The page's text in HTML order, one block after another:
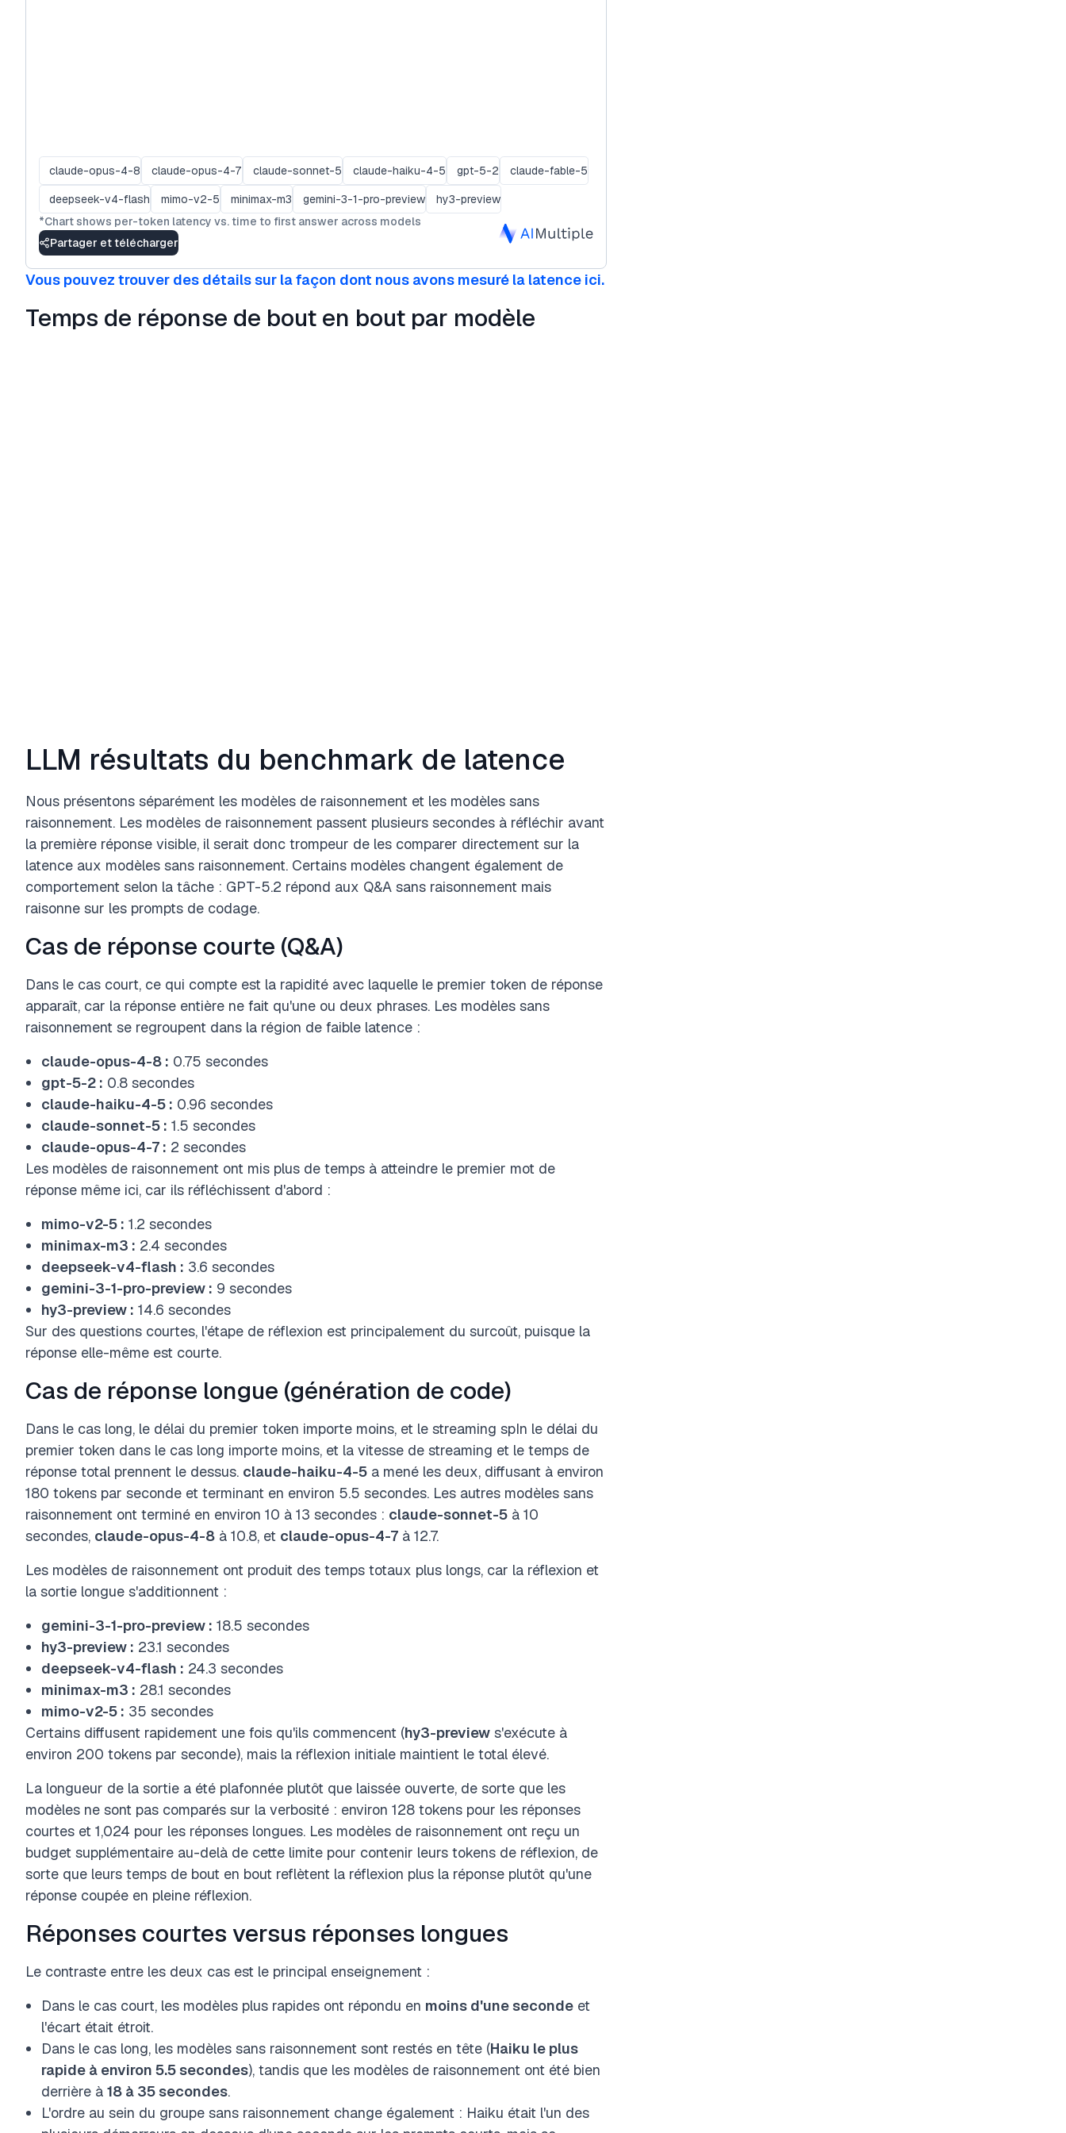
claude-opus-4-8 claude-opus-4-7 claude-sonnet-5 claude-haiku-4-5 gpt-5-2
claude-fable-5
deepseek-v4-flash
mimo-v2-5 minimax-m3 gemini-3-1-pro-preview
hy3-preview
*Chart shows per-token latency vs. time to first answer across models
Partager et télécharger
Vous pouvez trouver des détails sur la façon dont nous avons mesuré la latence ici.
Temps de réponse de bout en bout par modèle
LLM résultats du benchmark de latence
Nous présentons séparément les modèles de raisonnement et les modèles sans
raisonnement. Les modèles de raisonnement passent plusieurs secondes à réfléchir avant
la première réponse visible, il serait donc trompeur de les comparer directement sur la
latence aux modèles sans raisonnement. Certains modèles changent également de
comportement selon la tâche : GPT-5.2 répond aux Q&A sans raisonnement mais
raisonne sur les prompts de codage.
Cas de réponse courte (Q&A)
Dans le cas court, ce qui compte est la rapidité avec laquelle le premier token de réponse
apparaît, car la réponse entière ne fait qu'une ou deux phrases. Les modèles sans
raisonnement se regroupent dans la région de faible latence :
claude-opus-4-8 : 0.75 secondes
gpt-5-2 : 0.8 secondes
claude-haiku-4-5 : 0.96 secondes
claude-sonnet-5 : 1.5 secondes
claude-opus-4-7 : 2 secondes
Les modèles de raisonnement ont mis plus de temps à atteindre le premier mot de
réponse même ici, car ils réfléchissent d'abord :
mimo-v2-5 : 1.2 secondes
minimax-m3 : 2.4 secondes
deepseek-v4-flash : 3.6 secondes
gemini-3-1-pro-preview : 9 secondes
hy3-preview : 14.6 secondes
Sur des questions courtes, l'étape de réflexion est principalement du surcoût, puisque la
réponse elle-même est courte.
Cas de réponse longue (génération de code)
Dans le cas long, le délai du premier token importe moins, et le streaming spIn le délai du
premier token dans le cas long importe moins, et la vitesse de streaming et le temps de
réponse total prennent le dessus. claude-haiku-4-5 a mené les deux, diffusant à environ
180 tokens par seconde et terminant en environ 5.5 secondes. Les autres modèles sans
raisonnement ont terminé en environ 10 à 13 secondes : claude-sonnet-5 à 10
secondes, claude-opus-4-8 à 10.8, et claude-opus-4-7 à 12.7.
Les modèles de raisonnement ont produit des temps totaux plus longs, car la réflexion et
la sortie longue s'additionnent :
gemini-3-1-pro-preview : 18.5 secondes
hy3-preview : 23.1 secondes
deepseek-v4-flash : 24.3 secondes
minimax-m3 : 28.1 secondes
mimo-v2-5 : 35 secondes
Certains diffusent rapidement une fois qu'ils commencent (hy3-preview s'exécute à
environ 200 tokens par seconde), mais la réflexion initiale maintient le total élevé.
La longueur de la sortie a été plafonnée plutôt que laissée ouverte, de sorte que les
modèles ne sont pas comparés sur la verbosité : environ 128 tokens pour les réponses
courtes et 1,024 pour les réponses longues. Les modèles de raisonnement ont reçu un
budget supplémentaire au-delà de cette limite pour contenir leurs tokens de réflexion, de
sorte que leurs temps de bout en bout reflètent la réflexion plus la réponse plutôt qu'une
réponse coupée en pleine réflexion.
Réponses courtes versus réponses longues
Le contraste entre les deux cas est le principal enseignement :
Dans le cas court, les modèles plus rapides ont répondu en moins d'une seconde et
l'écart était étroit.
Dans le cas long, les modèles sans raisonnement sont restés en tête (Haiku le plus
rapide à environ 5.5 secondes), tandis que les modèles de raisonnement ont été bien
derrière à 18 à 35 secondes.
L'ordre au sein du groupe sans raisonnement change également : Haiku était l'un des